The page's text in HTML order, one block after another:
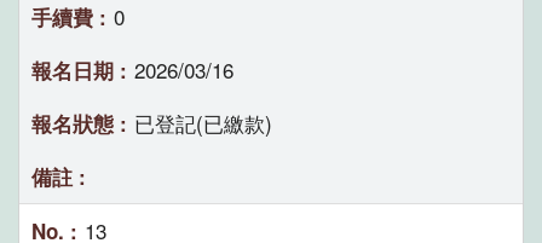
0
2026/03/16
已登記(已繳款)
13